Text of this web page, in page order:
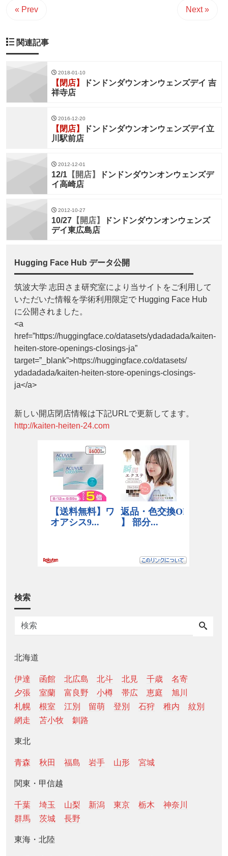
« Prev Next »
関連記事
2018-01-10
【閉店】
ドンドンダウンオンウェンズデイ 吉
祥寺店
2016-12-20
【閉店】
ドンドンダウンオンウェンズデイ立
川駅前店
2012-12-01
12/1 【開店】
ドンドンダウンオンウェンズデ
イ高崎店
2012-10-27
10/27 【開店】
ドンドンダウンオンウェンズ
デイ東広島店
Hugging Face Hub データ公開
筑波大学 志田さま研究室により当サイトをご利用して
いただいた情報を学術利用限定で Hugging Face Hub
に公開されました。
<a
href=”https://huggingface.co/datasets/ydadadada/kaiten-
heiten-store-openings-closings-ja”
target=”_blank”>https://huggingface.co/datasets/
ydadadada/kaiten-heiten-store-openings-closings-
ja</a>
新しい開店閉店情報は下記URLで更新してます。
http://kaiten-heiten-24.com
検索
北海道
伊達 函館 北広島 北斗 北見 千歳
名寄
夕張
室蘭 富良野 小樽 帯広 恵庭
旭川
札幌
根室 江別 留萌 登別 石狩 稚内
紋別
網走
苫小牧 釧路
東北
青森 秋田 福島 岩手 山形 宮城
関東・甲信越
千葉 埼玉 山梨 新潟 東京 栃木
神奈川
群馬
茨城 長野
東海・北陸